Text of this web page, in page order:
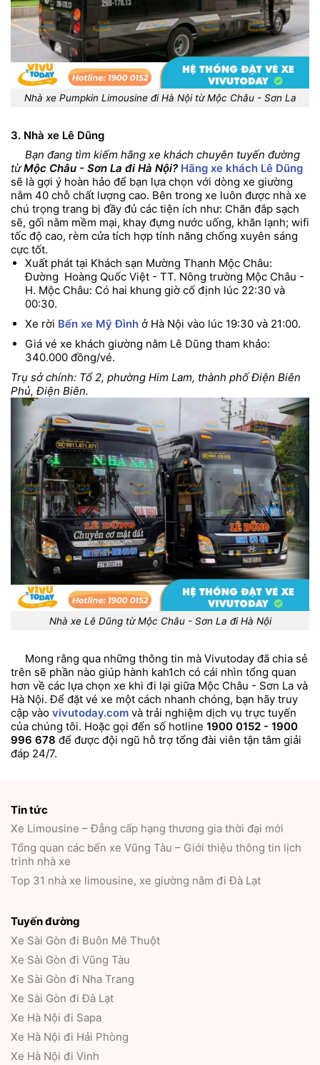
Nhà xe Pumpkin Limousine đi Hà Nội từ Mộc Châu - Sơn La
3. Nhà xe Lê Dũng
Bạn đang tìm kiếm hãng xe khách chuyên tuyến đường
từMộc Châu - Sơn La đi Hà Nội? Hãng xe khách Lê Dũng
sẽ là gợi ý hoàn hảo để bạn lựa chọn với dòng xe giường
nằm 40 chỗ chất lượng cao. Bên trong xe luôn được nhà xe
chú trọng trang bị đầy đủ các tiện ích như: Chăn đắp sạch
sẽ, gối nằm mềm mại, khay đựng nước uống, khăn lạnh; wifi
tốc độ cao, rèm cửa tích hợp tính năng chống xuyên sáng
cực tốt.
Xuất phát tại Khách sạn Mường Thanh Mộc Châu:
Đường Hoàng Quốc Việt - TT. Nông trường Mộc Châu -
H. Mộc Châu: Có hai khung giờ cố định lúc 22:30 và
00:30.
Xe rời Bến xe Mỹ Đình ở Hà Nội vào lúc 19:30 và 21:00.
Giá vé xe khách giường nằm Lê Dũng tham khảo:
340.000 đồng/vé.
Trụ sở chính: Tổ 2, phường Him Lam, thành phố Điện Biên
Phủ, Điện Biên.
Nhà xe Lê Dũng từ Mộc Châu - Sơn La đi Hà Nội
Mong rằng qua những thông tin mà Vivutoday đã chia sẻ
trên sẽ phần nào giúp hành kah1ch có cái nhìn tổng quan
hơn về các lựa chọn xe khi đi lại giữa Mộc Châu - Sơn La và
Hà Nội. Để đặt vé xe một cách nhanh chóng, bạn hãy truy
cập vào vivutoday.com và trải nghiệm dịch vụ trực tuyến
của chúng tôi. Hoặc gọi đến số hotline 1900 0152 - 1900
996 678 để được đội ngũ hỗ trợ tổng đài viên tận tâm giải
đáp 24/7.
Tin tức
Xe Limousine – Đẳng cấp hạng thương gia thời đại mới
Tổng quan các bến xe Vũng Tàu – Giới thiệu thông tin lịch
trình nhà xe
Top 31 nhà xe limousine, xe giường nằm đi Đà Lạt
Tuyến đường
Xe Sài Gòn đi Buôn Mê Thuột
Xe Sài Gòn đi Vũng Tàu
Xe Sài Gòn đi Nha Trang
Xe Sài Gòn đi Đà Lạt
Xe Hà Nội đi Sapa
Xe Hà Nội đi Hải Phòng
Xe Hà Nội đi Vinh